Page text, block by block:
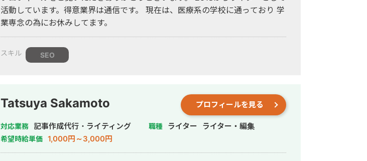
活動しています。得意業界は通信です。 現在は、医療系の学校に通っており 学
業専念の為にお休みしてます。
スキル SEO
Tatsuya Sakamoto プロフィールを見る
対応業務 記事作成代行・ライティング 職種 ライター ライター・編集
希望時給単価 1,000円～3,000円